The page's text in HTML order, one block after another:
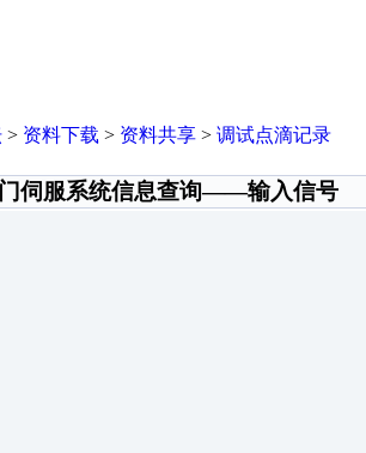
> 资料下载 > 资料共享 > 调试点滴记录
伺服系统信息查询——输入信号